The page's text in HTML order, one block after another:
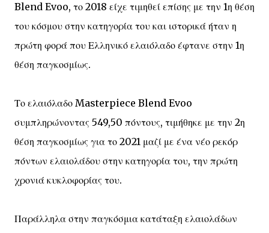
Blend Evoo, το 2018 είχε τιμηθεί επίσης με την 1η θέση
του κόσμου στην κατηγορία του και ιστορικά ήταν η
πρώτη φορά που Ελληνικό ελαιόλαδο έφτανε στην 1η
θέση παγκοσμίως.
Το ελαιόλαδο Masterpiece Blend Evoo
συμπληρώνοντας 549,50 πόντους, τιμήθηκε με την 2η
θέση παγκοσμίως για το 2021 μαζί με ένα νέο ρεκόρ
πόντων ελαιολάδου στην κατηγορία του, την πρώτη
χρονιά κυκλοφορίας του.
Παράλληλα στην παγκόσμια κατάταξη ελαιολάδων